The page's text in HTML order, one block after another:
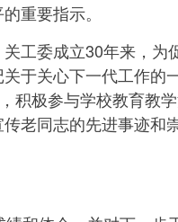
重要指示。
工委成立30年来，为
于关心下一代工作的
积极参与学校教育教
老同志的先进事迹和